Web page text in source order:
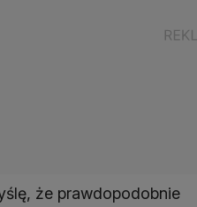
że prawdopodobnie